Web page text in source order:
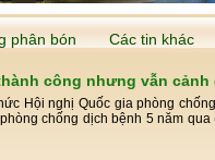
phân bón Các tin khác
công nhưng vẫn cảnh
Hội nghị Quốc gia phòng
chống dịch bệnh 5 năm